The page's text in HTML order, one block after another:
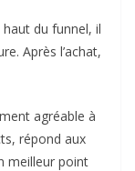
du funnel, il
Après l’achat,
agréable à
répond aux
meilleur point